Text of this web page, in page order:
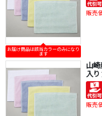
お届け商品は該当カラーのみになり
ます
販売
山
入り
販売